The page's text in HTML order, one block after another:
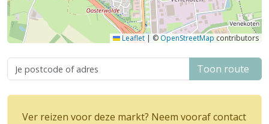
Leaflet | ©OpenStreetMap contributors
Toon route
Ver reizen voor deze markt? Neem vooraf contact